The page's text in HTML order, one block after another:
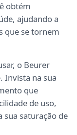
obtém
ajudando a
que se tornem
o Beurer
Invista na sua
que
de uso,
saturação de